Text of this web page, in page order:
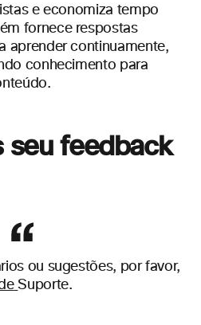
e economiza tempo
fornece respostas
aprender continuamente,
conhecimento para
seu feedback
ou sugestões, por favor,
Suporte.